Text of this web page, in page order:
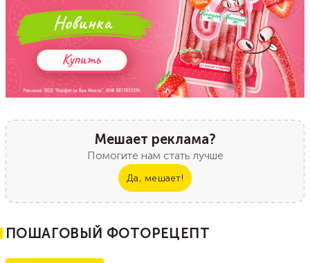
Мешает реклама?
Помогите нам стать лучше
Да, мешает!
ПОШАГОВЫЙ ФОТОРЕЦЕПТ